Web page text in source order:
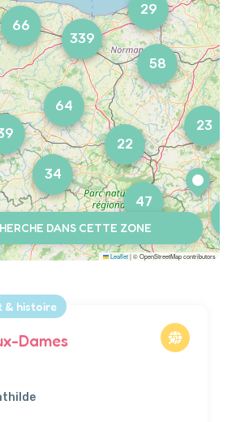
& histoire
Dames
23
22
34
47
58
29
64
66
339
Leaflet|© OpenStreetMap contributors
DANS CETTE ZONE